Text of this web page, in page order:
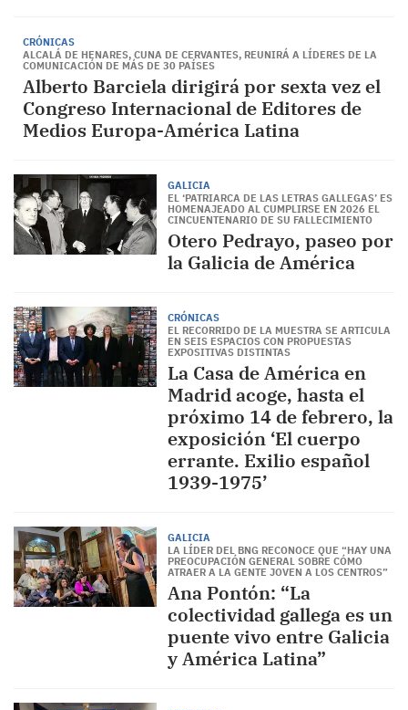
CRÓNICAS
ALCALÁ DE HENARES, CUNA DE CERVANTES, REUNIRÁ A LÍDERES DE LA
COMUNICACIÓN DE MÁS DE 30 PAÍSES
Alberto Barciela dirigirá por sexta vez el
Congreso Internacional de Editores de
Medios Europa-América Latina
GALICIA
EL ‘PATRIARCA DE LAS LETRAS GALLEGAS’ ES
HOMENAJEADO AL CUMPLIRSE EN 2026 EL
CINCUENTENARIO DE SU FALLECIMIENTO
Otero Pedrayo, paseo por
la Galicia de América
CRÓNICAS
EL RECORRIDO DE LA MUESTRA SE ARTICULA
EN SEIS ESPACIOS CON PROPUESTAS
EXPOSITIVAS DISTINTAS
La Casa de América en
Madrid acoge, hasta el
próximo 14 de febrero, la
exposición ‘El cuerpo
errante. Exilio español
1939-1975’
GALICIA
LA LÍDER DEL BNG RECONOCE QUE “HAY UNA
PREOCUPACIÓN GENERAL SOBRE CÓMO
ATRAER A LA GENTE JOVEN A LOS CENTROS”
Ana Pontón: “La
colectividad gallega es un
puente vivo entre Galicia
y América Latina”